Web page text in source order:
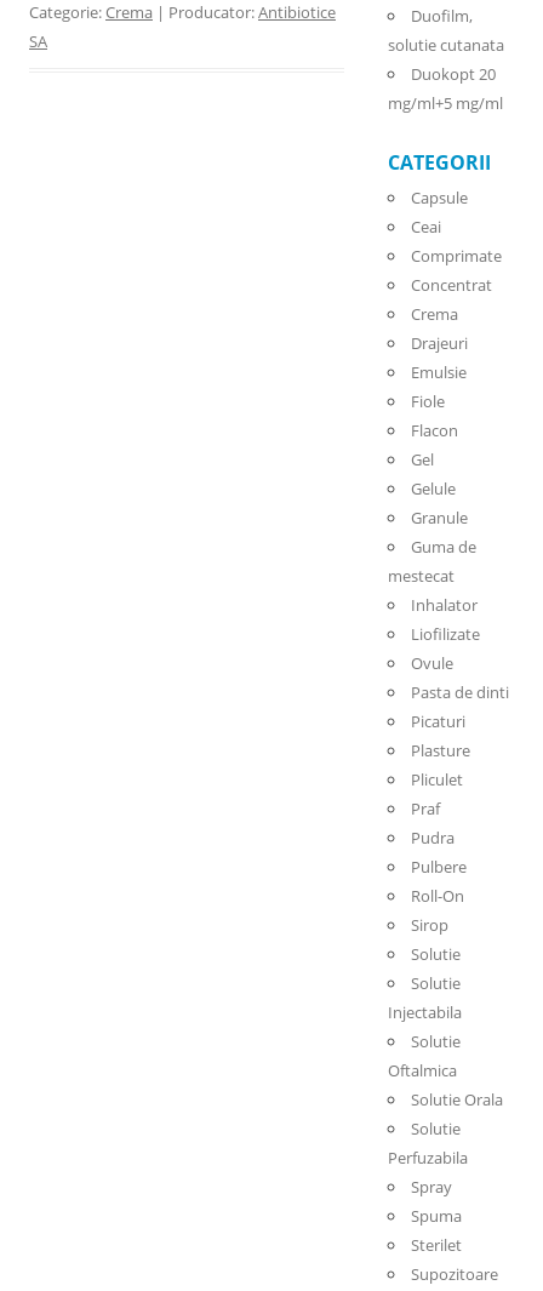
Categorie:Crema | Producator:Antibiotice
SA
Duofilm,
solutie cutanata
Duokopt 20
mg/ml+5 mg/ml
CATEGORII
Capsule
Ceai
Comprimate
Concentrat
Crema
Drajeuri
Emulsie
Fiole
Flacon
Gel
Gelule
Granule
Guma de
mestecat
Inhalator
Liofilizate
Ovule
Pasta de dinti
Picaturi
Plasture
Pliculet
Praf
Pudra
Pulbere
Roll-On
Sirop
Solutie
Solutie
Injectabila
Solutie
Oftalmica
Solutie Orala
Solutie
Perfuzabila
Spray
Spuma
Sterilet
Supozitoare